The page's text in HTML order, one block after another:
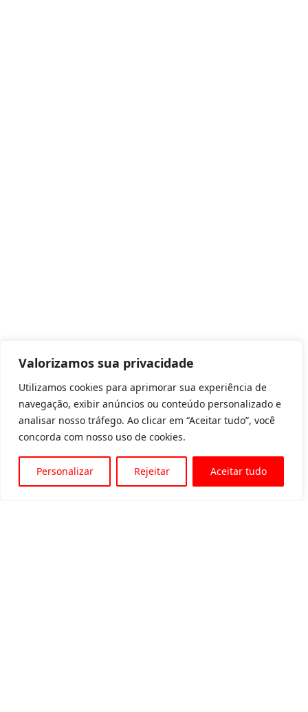
Valorizamos sua privacidade
Utilizamos cookies para aprimorar sua experiência de
navegação, exibir anúncios ou conteúdo personalizado e
analisar nosso tráfego. Ao clicar em “Aceitar tudo”, você
concorda com nosso uso de cookies.
Personalizar Rejeitar Aceitar tudo